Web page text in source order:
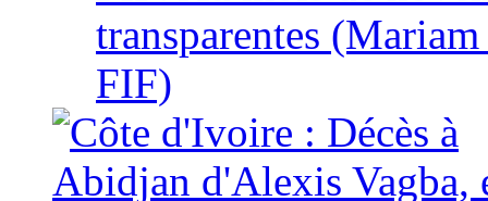
transparentes
FIF)